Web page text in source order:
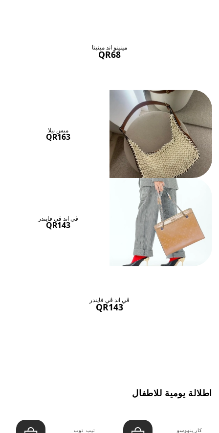
مينينو اند مينينا
QR68
ميس بيلا
QR163
ڤي اند ڤي فايندر
QR143
ڤي اند ڤي فايندر
QR143
اطلالة يومية للاطفال
كارينهوسو تيب توب